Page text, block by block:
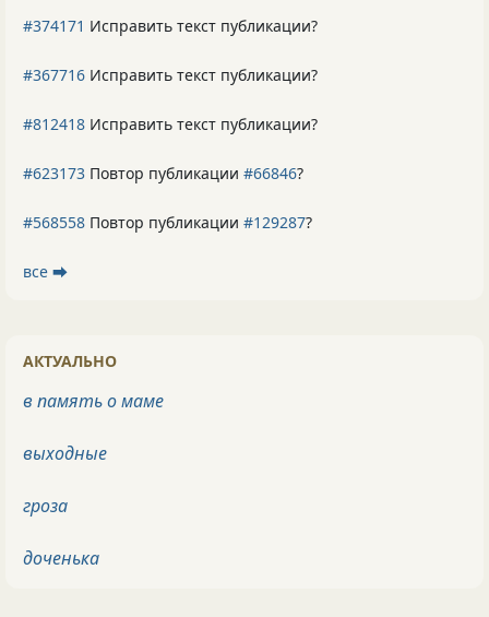
#374171 Исправить текст публикации?
#367716 Исправить текст публикации?
#812418 Исправить текст публикации?
#623173 Повтор публикации #66846?
#568558 Повтор публикации #129287?
все ⮕
АКТУАЛЬНО
в память о маме
выходные
гроза
доченька